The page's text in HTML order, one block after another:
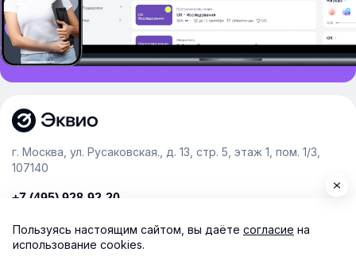
г. Москва, ул. Русаковская., д. 13, стр. 5, этаж 1, пом. 1/3,
107140
+7 (495) 928-92-20
Расскажем о платформе и предоставим бесплатный
Пользуясь настоящим сайтом, вы даёте согласие на
использование cookies.